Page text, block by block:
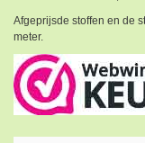
Afgeprijsde stoffen en de
meter.